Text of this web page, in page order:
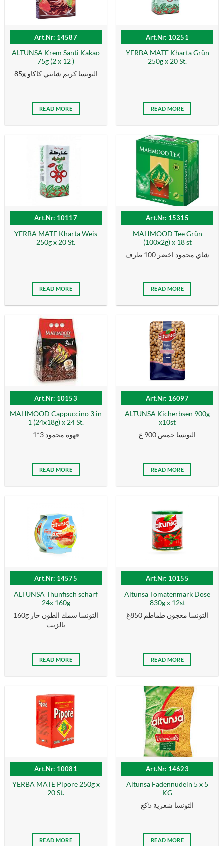
Art.Nr: 14587
ALTUNSA Krem Santi Kakao
75g (2 x 12 )
85g التونسا كریم شانتي كاكاو
READ MORE
Art.Nr: 10251
YERBA MATE Kharta Grün
250g x 20 St.
READ MORE
Art.Nr: 10117
YERBA MATE Kharta Weis
250g x 20 St.
READ MORE
Art.Nr: 15315
MAHMOOD Tee Grün
(100x2g) x 18 st
شاي محمود اخضر 100 ظرف
READ MORE
Art.Nr: 10153
MAHMOOD Cappuccino 3 in
1 (24x18g) x 24 St.
قهوة محمود 3*1
READ MORE
Art.Nr: 16097
ALTUNSA Kicherbsen 900g
x10st
التونسا حمص 900 غ
READ MORE
Art.Nr: 14575
ALTUNSA Thunfisch scharf
24x 160g
160g التونسا سمك الطون حار
بالزیت
READ MORE
Art.Nr: 10155
Altunsa Tomatenmark Dose
830g x 12st
التونسا معجون طماطم 850غ
READ MORE
Art.Nr: 10081
YERBA MATE Pipore 250g x
20 St.
READ MORE
Art.Nr: 14623
Altunsa Fadennudeln 5 x 5
KG
التونسا شعرية 5كغ
READ MORE